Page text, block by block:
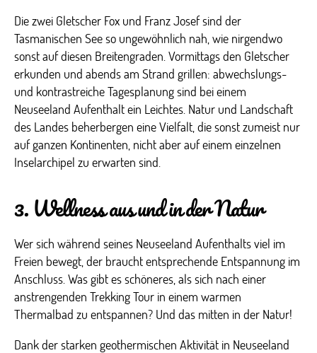
Die zwei Gletscher Fox und Franz Josef sind der
Tasmanischen See so ungewöhnlich nah, wie nirgendwo
sonst auf diesen Breitengraden. Vormittags den Gletscher
erkunden und abends am Strand grillen: abwechslungs-
und kontrastreiche Tagesplanung sind bei einem
Neuseeland Aufenthalt ein Leichtes. Natur und Landschaft
des Landes beherbergen eine Vielfalt, die sonst zumeist nur
auf ganzen Kontinenten, nicht aber auf einem einzelnen
Inselarchipel zu erwarten sind.
3. Wellness aus und in der Natur
Wer sich während seines Neuseeland Aufenthalts viel im
Freien bewegt, der braucht entsprechende Entspannung im
Anschluss. Was gibt es schöneres, als sich nach einer
anstrengenden Trekking Tour in einem warmen
Thermalbad zu entspannen? Und das mitten in der Natur!
Dank der starken geothermischen Aktivität in Neuseeland